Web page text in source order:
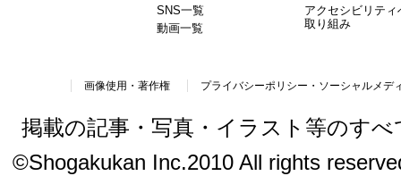
SNS一覧
動画一覧
アクセシビリティ
取り組み
画像使用・著作権 プライバシーポリシー・ソーシャルメデ
掲載の記事・写真・イラスト等のす
©Shogakukan Inc.2010 All rights